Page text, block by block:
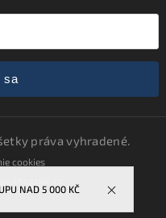
NAD 5 000 KČ
sa
práva vyhradené.
cookies